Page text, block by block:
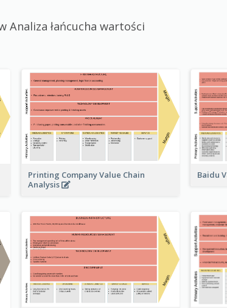
Analiza łańcucha wartości
Printing Company Value Chain
Analysis
Baidu